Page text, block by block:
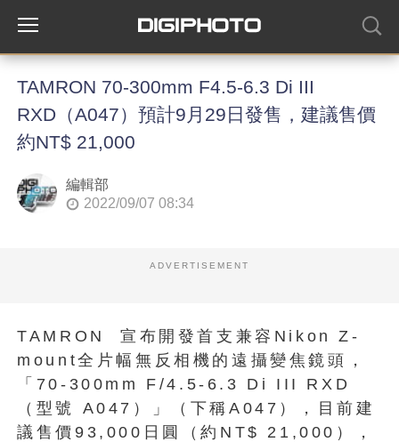
TAMRON 70-300mm F4.5-6.3 Di III
RXD（A047）預計9月29日發售，建議售價
約NT$ 21,000
編輯部
2022/09/07 08:34
ADVERTISEMENT
TAMRON 宣布開發首支兼容Nikon Z-
mount全片幅無反相機的遠攝變焦鏡頭，
「70-300mm F/4.5-6.3 Di III RXD
（型號 A047）」（下稱A047），目前建
議售價93,000日圓（約NT$ 21,000），